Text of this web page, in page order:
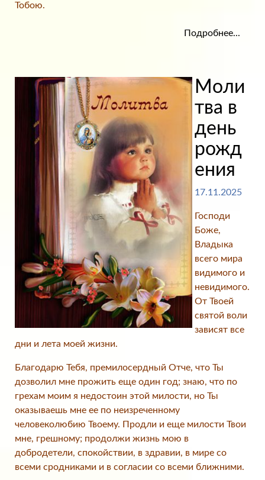
Тобою.
Подробнее...
Моли
тва в
день
рожд
ения
17.11.2025
Господи
Боже,
Владыка
всего мира
видимого и
невидимого.
От Твоей
святой воли
зависят все
дни и лета моей жизни.
Благодарю Тебя, премилосердный Отче, что Ты
дозволил мне прожить еще один год; знаю, что по
грехам моим я недостоин этой милости, но Ты
оказываешь мне ее по неизреченному
человеколюбию Твоему. Продли и еще милости Твои
мне, грешному; продолжи жизнь мою в
добродетели, спокойствии, в здравии, в мире со
всеми сродниками и в согласии со всеми ближними.